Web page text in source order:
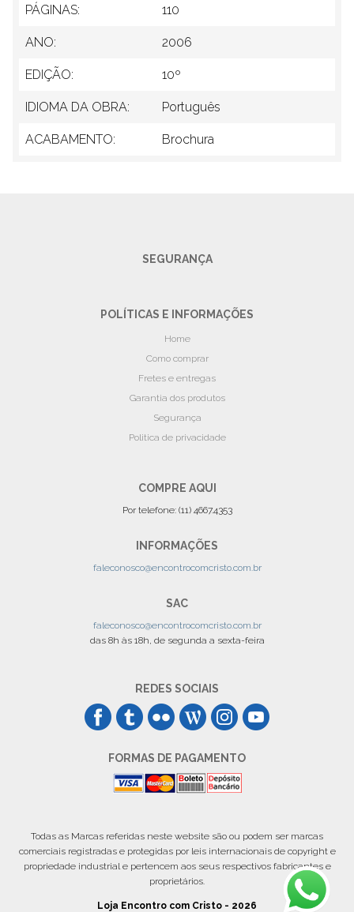
PÁGINAS: 110
ANO: 2006
EDIÇÃO: 10º
IDIOMA DA OBRA: Português
ACABAMENTO: Brochura
SEGURANÇA
POLÍTICAS E INFORMAÇÕES
Home
Como comprar
Fretes e entregas
Garantia dos produtos
Segurança
Politica de privacidade
COMPRE AQUI
Por telefone: (11) 4667.4353
INFORMAÇÕES
faleconosco@encontrocomcristo.com.br
SAC
faleconosco@encontrocomcristo.com.br
das 8h às 18h, de segunda a sexta-feira
REDES SOCIAIS
FORMAS DE PAGAMENTO
Todas as Marcas referidas neste website são ou podem ser marcas
comerciais registradas e protegidas por leis internacionais de copyright e
propriedade industrial e pertencem aos seus respectivos fabricantes e
proprietários.
Loja Encontro com Cristo - 2026